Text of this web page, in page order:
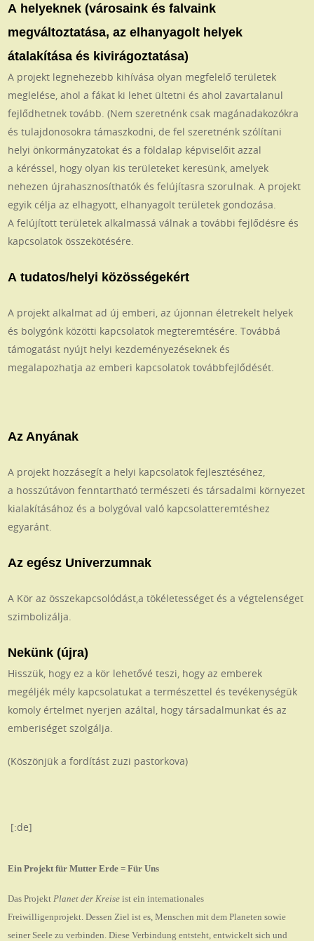
A helyeknek (városaink és falvaink
megváltoztatása, az elhanyagolt helyek
átalakítása és kivirágoztatása)
A projekt legnehezebb kihívása olyan megfelelő területek
meglelése, ahol a fákat ki lehet ültetni és ahol zavartalanul
fejlődhetnek tovább. (Nem szeretnénk csak magánadakozókra
és tulajdonosokra támaszkodni, de fel szeretnénk szólítani
helyi önkormányzatokat és a földalap képviselőit azzal
a kéréssel, hogy olyan kis területeket keresünk, amelyek
nehezen újrahasznosíthatók és felújítasra szorulnak. A projekt
egyik célja az elhagyott, elhanyagolt területek gondozása.
A felújított területek alkalmassá válnak a további fejlődésre és
kapcsolatok összekötésére.
A tudatos/helyi közösségekért
A projekt alkalmat ad új emberi, az újonnan életrekelt helyek
és bolygónk közötti kapcsolatok megteremtésére. Továbbá
támogatást nyújt helyi kezdeményezéseknek és
megalapozhatja az emberi kapcsolatok továbbfejlődését.
Az Anyának
A projekt hozzásegít a helyi kapcsolatok fejlesztéséhez,
a hosszútávon fenntartható természeti és társadalmi környezet
kialakításához és a bolygóval való kapcsolatteremtéshez
egyaránt.
Az egész Univerzumnak
A Kör az összekapcsolódást,a tökéletességet és a végtelenséget
szimbolizálja.
Nekünk (újra)
Hisszük, hogy ez a kör lehetővé teszi, hogy az emberek
megéljék mély kapcsolatukat a természettel és tevékenységük
komoly értelmet nyerjen azáltal, hogy társadalmunkat és az
emberiséget szolgálja.
(Köszönjük a fordítást zuzi pastorkova)
[:de]
Ein Projekt für Mutter Erde = Für Uns
Das Projekt Planet der Kreise ist ein internationales
Freiwilligenprojekt.Dessen Ziel ist es, Menschen mit dem Planeten sowie
seiner Seele zu verbinden.Diese Verbindung entsteht, entwickelt sich und